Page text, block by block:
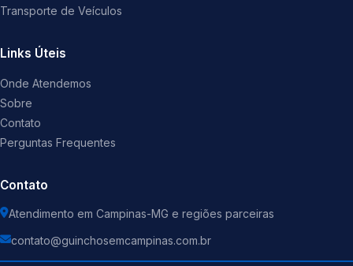
Transporte de Veículos
Links Úteis
Onde Atendemos
Sobre
Contato
Perguntas Frequentes
Contato
Atendimento em Campinas-MG e regiões parceiras
contato@guinchosemcampinas.com.br